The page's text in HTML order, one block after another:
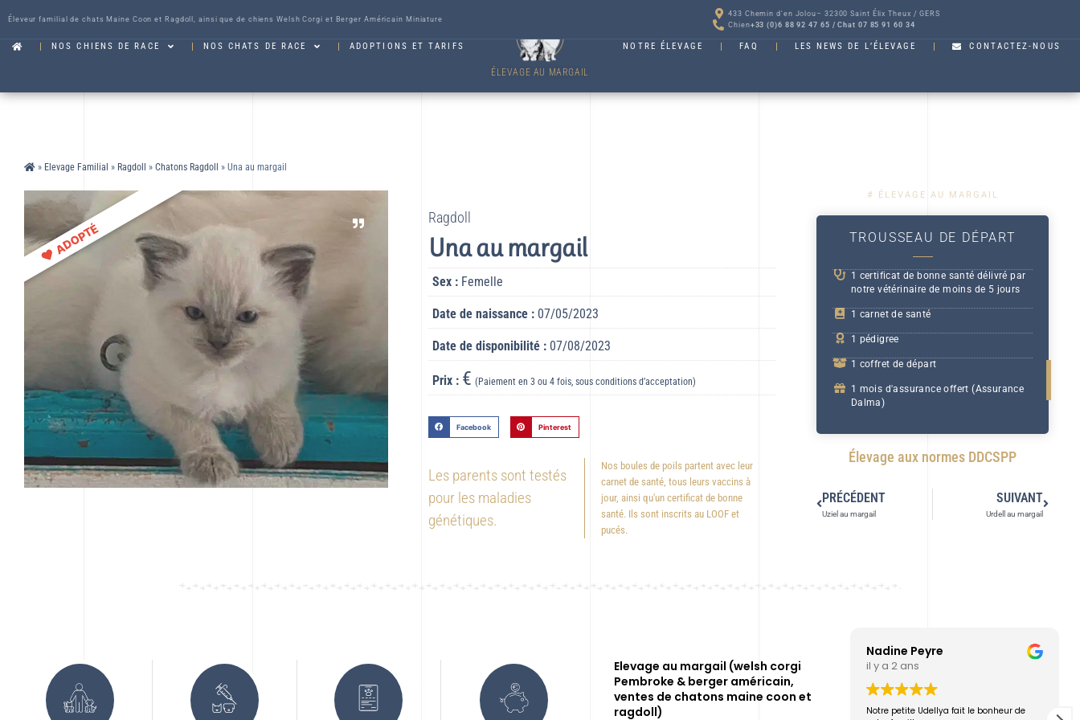
Éleveur familial de chats Maine Coon et Ragdoll, ainsi que de chiens Welsh Corgi et Berger Américain Miniature
433 Chemin d'en Jolou– 32300 Saint Élix Theux / GERS
Chien+33 (0)6 88 92 47 65 / Chat 07 85 91 60 34
NOS CHIENS DE RACE NOS CHATS DE RACE ADOPTIONS ET TARIFS
ÉLEVAGE AU MARGAIL
NOTRE ÉLEVAGE FAQ LES NEWS DE L’ÉLEVAGE CONTACTEZ-NOUS
» Elevage Familial » Ragdoll » Chatons Ragdoll » Una au margail
ADOPTÉ
Ragdoll
Una au margail
Sex : Femelle
Date de naissance : 07/05/2023
Date de disponibilité : 07/08/2023
Prix : € (Paiement en 3 ou 4 fois, sous conditions d’acceptation)
Facebook Pinterest
Les parents sont testés
pour les maladies
génétiques.
Nos boules de poils partent avec leur
carnet de santé, tous leurs vaccins à
jour, ainsi qu'un certificat de bonne
santé. Ils sont inscrits au LOOF et
pucés.
# ÉLEVAGE AU MARGAIL
TROUSSEAU DE DÉPART
1 certificat de bonne santé délivré par
notre vétérinaire de moins de 5 jours
1 carnet de santé
1 pédigree
1 coffret de départ
1 mois d'assurance offert (Assurance
Dalma)
Élevage aux normes DDCSPP
PRÉCÉDENT
Uziel au margail
SUIVANT
Urdell au margail
Elevage au margail (welsh corgi
Pembroke & berger américain,
ventes de chatons maine coon et
ragdoll)
Nadine Peyre
il y a 2 ans
Notre petite Udellya fait le bonheur de